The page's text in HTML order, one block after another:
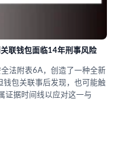
联钱包面临14年刑事风险
法附表6A，创造了一种全新
钱包关联事后发现，也可能触
证据时间线以应对这一与